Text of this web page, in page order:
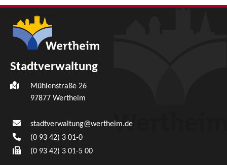
Stadtverwaltung
Mühlenstraße 26
97877 Wertheim
stadtverwaltung@wertheim.de
(0 93 42) 3 01-0
(0 93 42) 3 01-5 00